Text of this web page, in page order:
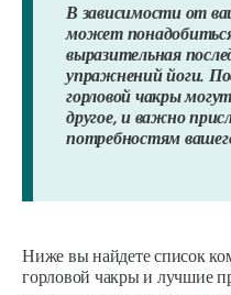
В зависимости от
может понадобиться
выразительная
упражнений йоги.
горловой чакры
другое, и важно
потребностям
Ниже вы найдете список
горловой чакры и лучшие